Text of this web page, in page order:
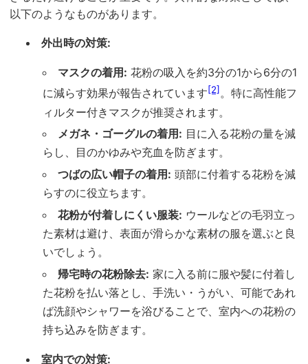
以下のようなものがあります。
外出時の対策:
マスクの着用: 花粉の吸入を約3分の1から6分の1
に減らす効果が報告されています[2] 。特に高性能フ
ィルター付きマスクが推奨されます。
メガネ・ゴーグルの着用: 目に入る花粉の量を減
らし、目のかゆみや充血を防ぎます。
つばの広い帽子の着用: 頭部に付着する花粉を減
らすのに役立ちます。
花粉が付着しにくい服装: ウールなどの毛羽立っ
た素材は避け、表面が滑らかな素材の服を選ぶと良
いでしょう。
帰宅時の花粉除去: 家に入る前に服や髪に付着し
た花粉を払い落とし、手洗い・うがい、可能であれ
ば洗顔やシャワーを浴びることで、室内への花粉の
持ち込みを防ぎます。
室内での対策: